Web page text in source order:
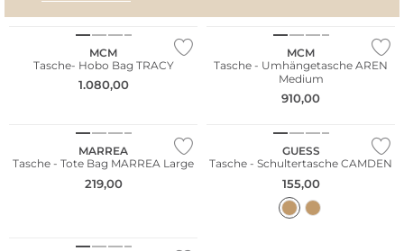
MCM
Tasche- Hobo Bag TRACY
1.080,00
MCM
Tasche - Umhängetasche AREN
Medium
910,00
MARREA
Tasche - Tote Bag MARREA Large
219,00
GUESS
Tasche - Schultertasche CAMDEN
155,00